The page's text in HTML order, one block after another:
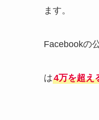
ます。
Facebookの
は4万を超え